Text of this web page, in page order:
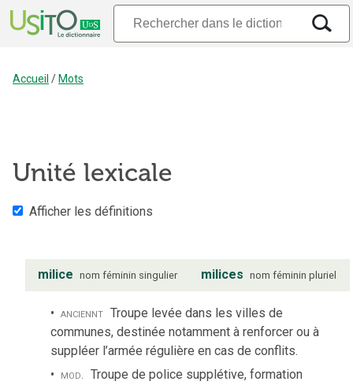
Accueil / Mots
Unité lexicale
Afficher les définitions
milice nom féminin singulier milices nom féminin pluriel
anciennt Troupe levée dans les villes de
communes, destinée notamment à renforcer ou à
suppléer l’armée régulière en cas de conflits.
mod. Troupe de police supplétive, formation